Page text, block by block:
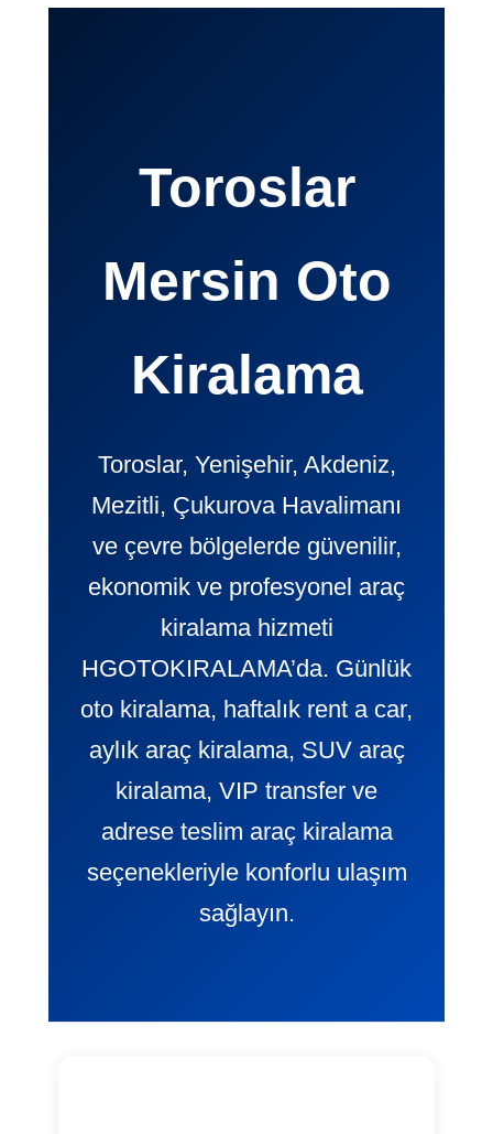
Toroslar
Mersin Oto
Kiralama
Toroslar, Yenişehir, Akdeniz,
Mezitli, Çukurova Havalimanı
ve çevre bölgelerde güvenilir,
ekonomik ve profesyonel araç
kiralama hizmeti
HGOTOKIRALAMA’da. Günlük
oto kiralama, haftalık rent a car,
aylık araç kiralama, SUV araç
kiralama, VIP transfer ve
adrese teslim araç kiralama
seçenekleriyle konforlu ulaşım
sağlayın.